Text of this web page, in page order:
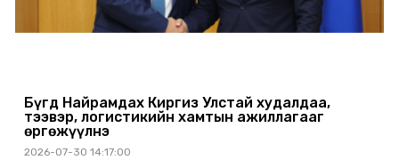
Бүгд Найрамдах Киргиз Улстай худалдаа,
тээвэр, логистикийн хамтын ажиллагааг
өргөжүүлнэ
2026-07-30 14:17:00